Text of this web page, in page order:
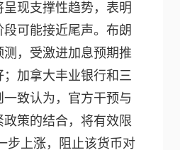
现支撑性趋势，表明
可能接近尾声。布朗
测，受激进加息预期推
加拿大丰业银行和三
致认为，官方干预与
政策的结合，将有效限
步上涨，阻止该货币对